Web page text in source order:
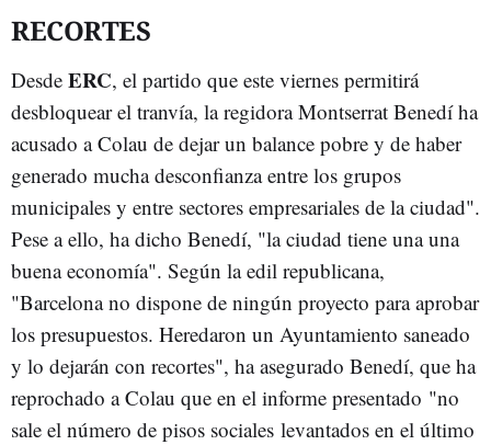
RECORTES
Desde ERC, el partido que este viernes permitirá
desbloquear el tranvía, la regidoraMontserrat Benedíha
acusado aColau de dejar un balance pobre y de haber
generado mucha desconfianza entre los grupos
municipales y entre sectores empresariales de la ciudad".
Pese a ello, ha dicho Benedí, "la ciudad tiene una una
buena economía". Según la edil republicana,
"Barcelona no dispone de ningún proyecto para aprobar
los presupuestos. Heredaron un Ayuntamiento saneado
y lo dejarán con recortes", ha asegurado Benedí, que ha
reprochado aColau que en el informe presentado "no
sale el número de pisos sociales levantados en el último